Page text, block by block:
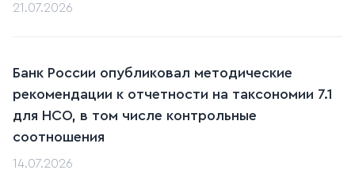
21.07.2026
Банк России опубликовал методические
рекомендации к отчетности на таксономии 7.1
для НСО, в том числе контрольные
соотношения
14.07.2026